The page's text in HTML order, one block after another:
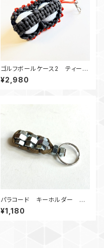
ゴルフボールケース2 ティーホ
ルダー Gオレンジ
¥2,980
パラコード キーホルダー ナ
ット_CLICKY_カーキ
¥1,180